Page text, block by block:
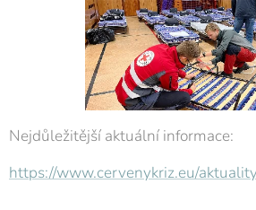
Nejdůležitější aktuální informace:
https://www.cervenykriz.eu/